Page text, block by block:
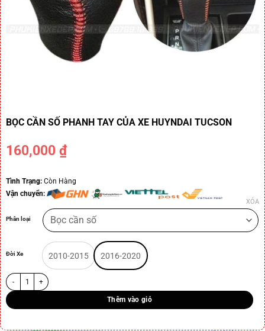
BỌC CẦN SỐ PHANH TAY CỦA XE HUYNDAI TUCSON
160,000₫
Tình Trạng:Còn Hàng
Vận chuyển:
Phân loại
Đời Xe 2010-2015 2016-2020
XÓA
Thêm vào giỏ